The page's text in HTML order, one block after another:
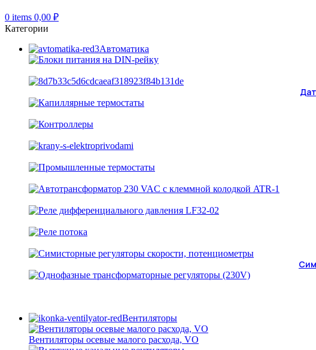
0 items 0,00 ₽
Категории
Автоматика
Вентиляторы
Вентиляторы осевые малого расхода, VO